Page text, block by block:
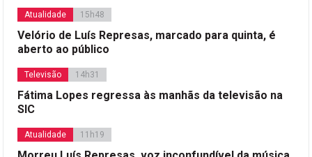
Atualidade 15h48
Velório de Luís Represas, marcado para quinta, é
aberto ao público
Televisão 14h31
Fátima Lopes regressa às manhãs da televisão na
SIC
Atualidade 11h19